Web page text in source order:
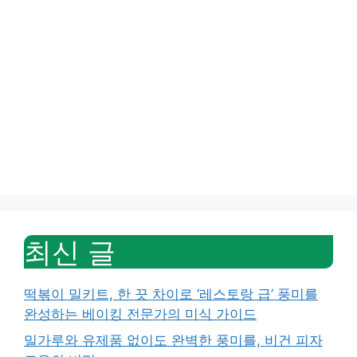
최신 글
떡볶이 밀키트, 한 끗 차이로 ‘레스토랑 급’ 풍미를
완성하는 베이킹 전문가의 미식 가이드
밀가루와 유제품 없이도 완벽한 풍미를, 비건 피자